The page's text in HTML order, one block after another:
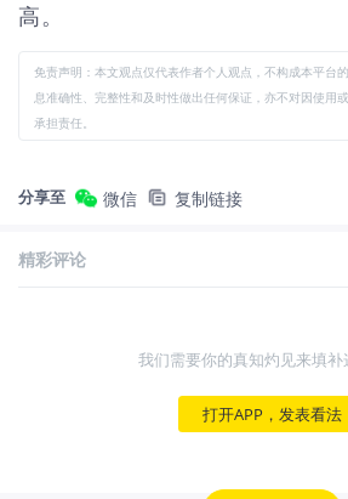
高。
免责声明：本文观点仅代表作者个人观点，不构成本平台
息准确性、完整性和及时性做出任何保证，亦不对因使用
承担责任。
分享至 微信 复制链接
精彩评论
我们需要你的真知灼见来填补
打开APP，发表看法